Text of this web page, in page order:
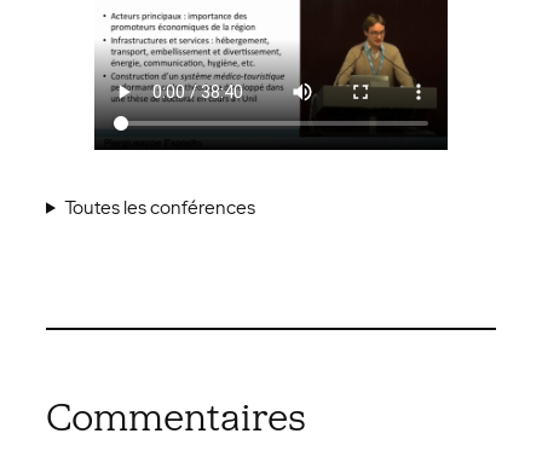
Toutes les conférences
Commentaires